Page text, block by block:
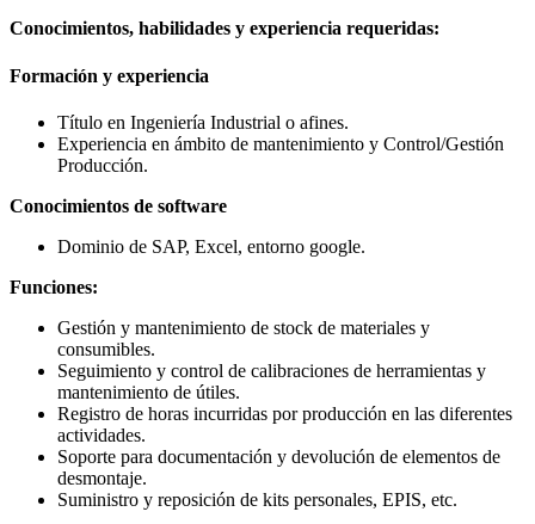
Conocimientos, habilidades y experiencia requeridas:
Formación y experiencia
Título en Ingeniería Industrial o afines.
Experiencia en ámbito de mantenimiento y Control/Gestión
Producción.
Conocimientos de software
Dominio de SAP, Excel, entorno google.
Funciones:
Gestión y mantenimiento de stock de materiales y
consumibles.
Seguimiento y control de calibraciones de herramientas y
mantenimiento de útiles.
Registro de horas incurridas por producción en las diferentes
actividades.
Soporte para documentación y devolución de elementos de
desmontaje.
Suministro y reposición de kits personales, EPIS, etc.